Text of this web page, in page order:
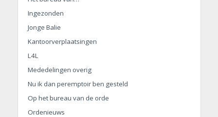
Ingezonden
Jonge Balie
Kantoorverplaatsingen
L4L
Mededelingen overig
Nu ik dan peremptoir ben gesteld
Op het bureau van de orde
Ordenieuws